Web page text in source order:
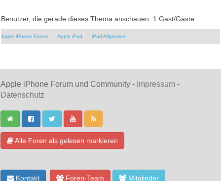
Benutzer, die gerade dieses Thema anschauen: 1 Gast/Gäste
Apple iPhone Forum Apple iPad iPad Allgemein
Apple iPhone Forum und Community - Impressum -
Datenschutz
Alle Foren als gelesen markieren
Kontakt Foren-Team Mitglieder